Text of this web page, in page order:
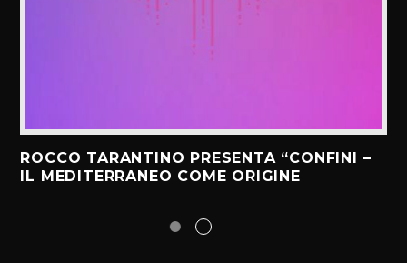
ROCCO TARANTINO PRESENTA “CONFINI –
IL MEDITERRANEO COME ORIGINE